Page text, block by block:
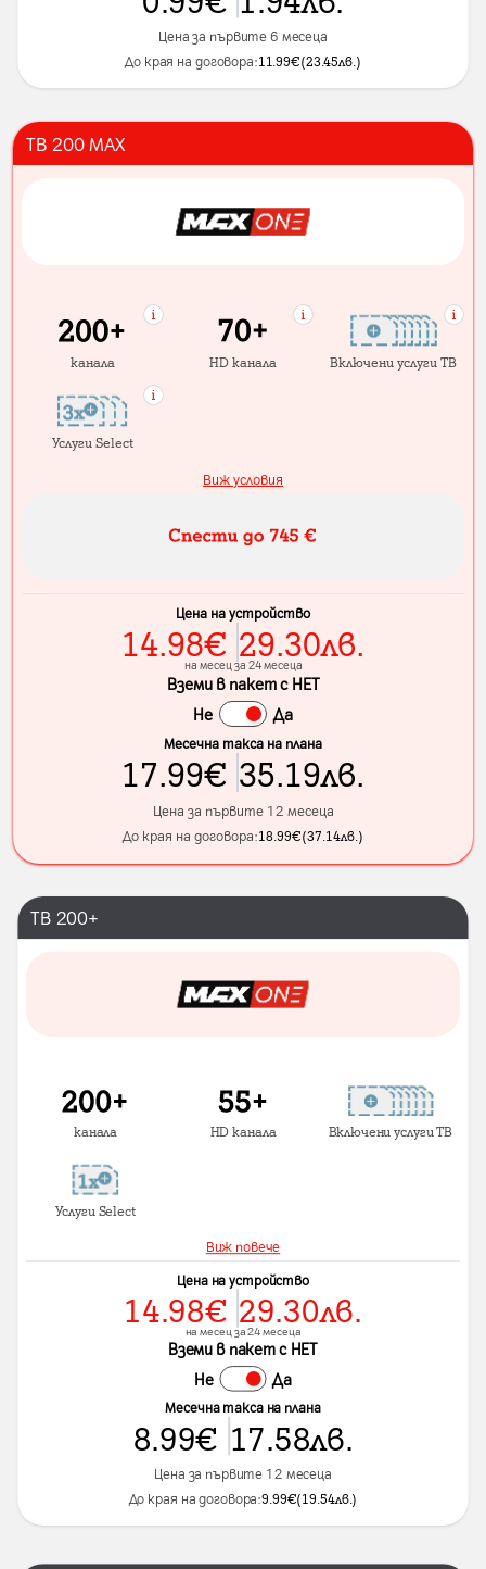
Цена за първите 6 месеца
До края на договора:11.99€(23.45лв. )
ТВ 200 MAX
канала HD канала Включени услуги ТВ
Услуги Select
Виж условия
Цена на устройство
14.98€ 29.30лв.
на месец за 24 месеца
Вземи в пакет с НЕТ
Не
Да
Месечна такса на плана
17.99€ 35.19лв.
Цена за първите 12 месеца
До края на договора:18.99€(37.14лв. )
ТВ 200+
канала HD канала Включени услуги ТВ
Услуги Select
Виж повече
Цена на устройство
14.98€ 29.30лв.
на месец за 24 месеца
Вземи в пакет с НЕТ
Не Да
Месечна такса на плана
8.99€ 17.58лв.
Цена за първите 12 месеца
До края на договора:9.99€(19.54лв.)